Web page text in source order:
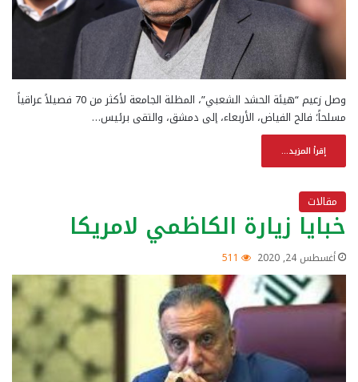
وصل زعيم “هيئة الحشد الشعبي”، المظلة الجامعة لأكثر من 70 فصيلاً عراقياً
مسلحاً؛ فالح الفياض، الأربعاء، إلى دمشق، والتقى برئيس…
إقرأ المزيد...
مقالات
خبايا زيارة الكاظمي لامريكا
أغسطس 24, 2020 511